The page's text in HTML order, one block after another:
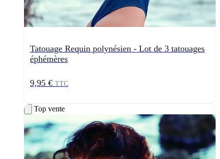
Tatouage Requin polynésien - Lot de 3 tatouages
éphémères
9,95 € TTC
Top vente